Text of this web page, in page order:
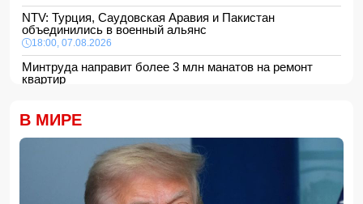
NTV: Турция, Саудовская Аравия и Пакистан
объединились в военный альянс
18:00, 07.08.2026
Минтруда направит более 3 млн манатов на ремонт
квартир
Сформирована структура Совета по медиа и вещанию
Пожар в историческом здании в Баку потушен
16:16, 07.08.2026
В Испании ликвидировали перевозившую мигрантов
В МИРЕ